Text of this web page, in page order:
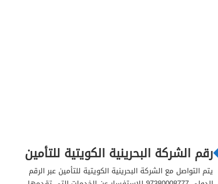
رقم الشركة البحرينية الكويتية للتأمين
يتم التواصل مع الشركة البحرينية الكويتية للتأمين عبر الرقم